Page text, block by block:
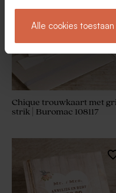
Alle cookies toestaan
Chique trouwkaart met
strik | Buromac 108117